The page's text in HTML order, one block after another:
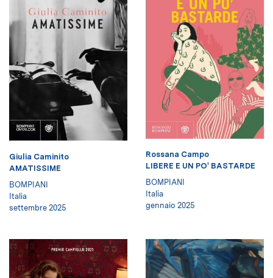
Giulia Caminito
AMATISSIME
BOMPIANI
Italia
settembre 2025
Rossana Campo
LIBERE E UN PO' BASTARDE
BOMPIANI
Italia
gennaio 2025